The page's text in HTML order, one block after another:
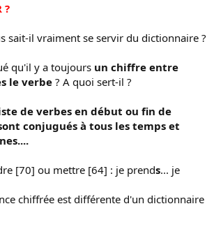
?
sait-il vraiment se servir du dictionnaire ?
qu'il y a toujours un chiffre entre
le verbe ? A quoi sert-il ?
de verbes en début ou fin de
conjugués à tous les temps et
[70] ou mettre [64] : je prends... je
chiffrée est différente d'un dictionnaire